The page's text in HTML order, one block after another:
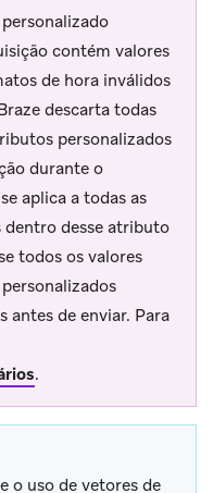
contém valores
de hora inválidos
descarta todas
personalizados
durante o
aplica a todas as
dentro desse atributo
todos os valores
antes de enviar. Para
.
o uso de vetores de